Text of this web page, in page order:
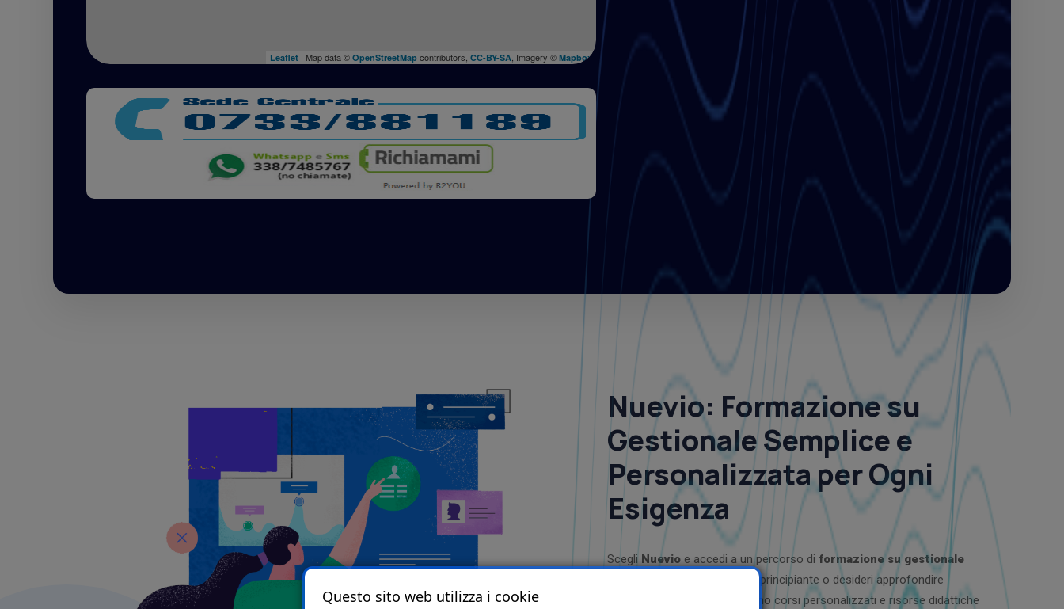
Leaflet | Map data ©OpenStreetMap contributors,CC-BY-SA , Imagery ©Mapbox
Nuevio: Formazione su
Gestionale Semplice e
Personalizzataper Ogni
Esigenza
Scegli Nuevio e accedi a un percorso di formazione su gestionale
pensato per te. Che tu sia un principiante o desideri approfondire
funzionalità avanzate, offriamo corsi personalizzati e risorse didattiche
Questo sito web utilizza i cookie